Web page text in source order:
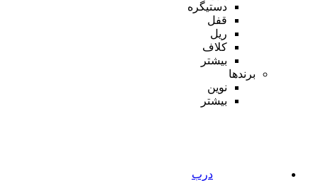
دستیگره
قفل
ریل
کلاف
بیشتر
برندها
نوین
بیشتر
درب